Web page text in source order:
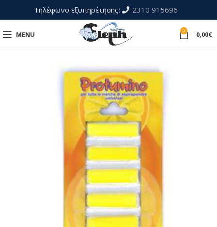
Τηλέφωνο εξυπηρέτησης: 2310 915696
MENU 0 0,00€